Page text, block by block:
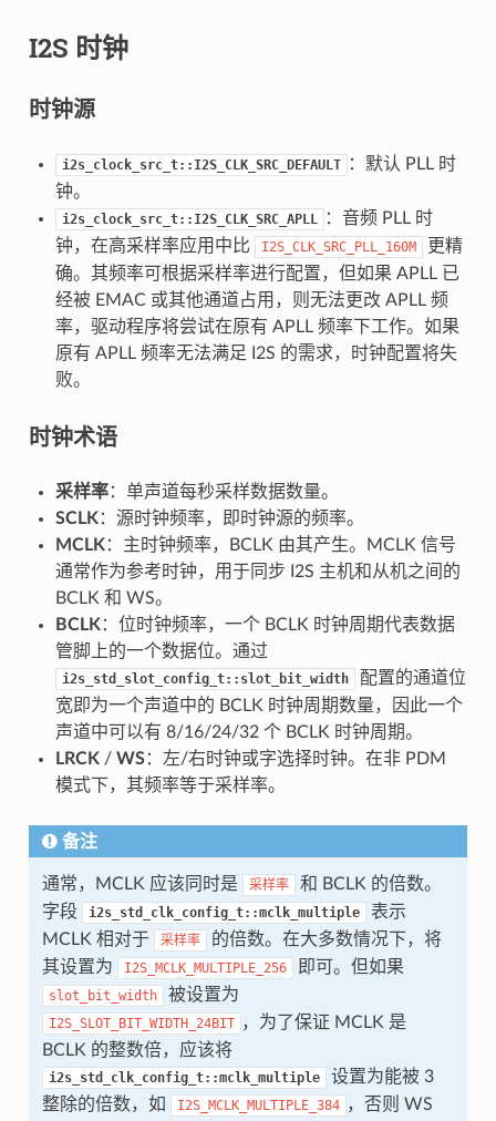
I2S 时钟
时钟源
i2s_clock_src_t::I2S_CLK_SRC_DEFAULT
：默认 PLL 时
钟。
i2s_clock_src_t::I2S_CLK_SRC_APLL
：音频 PLL 时
钟，在高采样率应用中比
I2S_CLK_SRC_PLL_160M
更精
确。其频率可根据采样率进行配置，但如果 APLL 已
经被 EMAC 或其他通道占用，则无法更改 APLL 频
率，驱动程序将尝试在原有 APLL 频率下工作。如果
原有 APLL 频率无法满足 I2S 的需求，时钟配置将失
败。
时钟术语
采样率：单声道每秒采样数据数量。
SCLK ：源时钟频率，即时钟源的频率。
MCLK ：主时钟频率，BCLK 由其产生。MCLK 信号
通常作为参考时钟，用于同步 I2S 主机和从机之间的
BCLK 和 WS。
BCLK ：位时钟频率，一个 BCLK 时钟周期代表数据
管脚上的一个数据位。通过
i2s_std_slot_config_t::slot_bit_width
配置的通道位
宽即为一个声道中的 BCLK 时钟周期数量，因此一个
声道中可以有 8/16/24/32 个 BCLK 时钟周期。
LRCK / WS：左/右时钟或字选择时钟。在非 PDM
模式下，其频率等于采样率。
备注
通常，MCLK 应该同时是 采样率
和 BCLK 的倍数。
字段
i2s_std_clk_config_t::mclk_multiple
表示
MCLK 相对于
采样率
的倍数。在大多数情况下，将
其设置为
I2S_MCLK_MULTIPLE_256 即可。但如果
slot_bit_width 被设置为
I2S_SLOT_BIT_WIDTH_24BIT ，为了保证 MCLK 是
BCLK 的整数倍，应该将
i2s_std_clk_config_t::mclk_multiple
设置为能被 3
整除的倍数，如
I2S_MCLK_MULTIPLE_384 ，否则 WS